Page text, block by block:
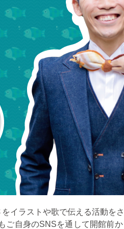
イラストや歌で伝える活動を
ご自身のSNSを通して開館前